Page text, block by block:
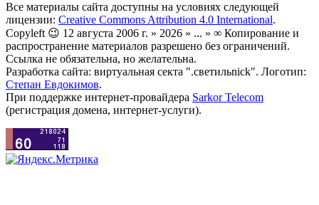
Все материалы сайта доступны на условиях следующей
лицензии: Creative Commons Attribution 4.0 International.
Copyleft 😉 12 августа 2006 г. » 2026 » ... » ∞ Копирование и
распространение материалов разрешено без ограничений.
Ссылка не обязательна, но желательна.
Разработка сайта: виртуальная секта ".светильnick". Логотип:
Степан Евдокимов.
При поддержке интернет-провайдера Sarkor Telecom
(регистрация домена, интернет-услуги).